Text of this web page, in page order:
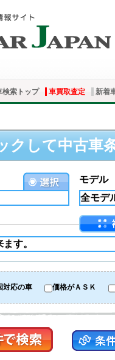
検索トップ 車買取査定 新着
クして中古車
モデル
対応の車 価格がＡＳＫ